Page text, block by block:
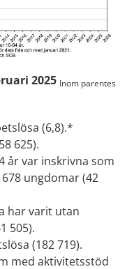
2025 Inom parentes
(6,8).*
625).
år var inskrivna som
ungdomar (42
har varit utan
505).
(182 719).
med aktivitetsstöd